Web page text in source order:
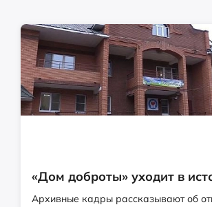
«Дом доброты» уходит в
Архивные кадры рассказывают об